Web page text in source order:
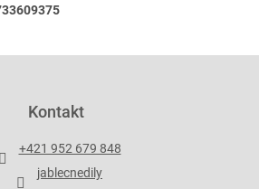
Kontakt
+421 952 679 848
jablecnedily